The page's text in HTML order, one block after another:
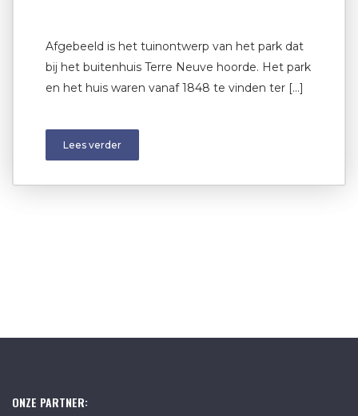
Afgebeeld is het tuinontwerp van het park dat
bij het buitenhuis Terre Neuve hoorde. Het park
en het huis waren vanaf 1848 te vinden ter […]
Lees verder
ONZE PARTNER: